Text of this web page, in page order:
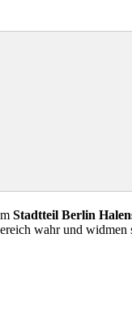
Stadtteil Berlin
wahr und